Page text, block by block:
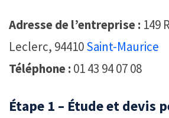
Adresse de l’entreprise : 149
Leclerc, 94410Saint-Maurice
Téléphone : 01 43 94 07 08
Étape 1 – Étude et devis